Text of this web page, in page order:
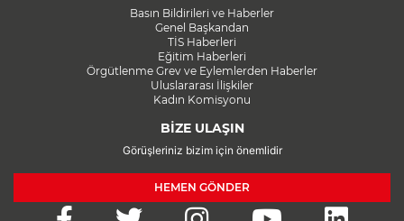
Basın Bildirileri ve Haberler
Genel Başkandan
TİS Haberleri
Eğitim Haberleri
Örgütlenme Grev ve Eylemlerden Haberler
Uluslararası İlişkiler
Kadın Komisyonu
BİZE ULAŞIN
Görüşleriniz bizim için önemlidir
HEMEN GÖNDER